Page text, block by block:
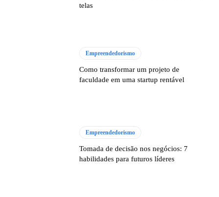
telas
Empreendedorismo
Como transformar um projeto de
faculdade em uma startup rentável
Empreendedorismo
Tomada de decisão nos negócios: 7
habilidades para futuros líderes